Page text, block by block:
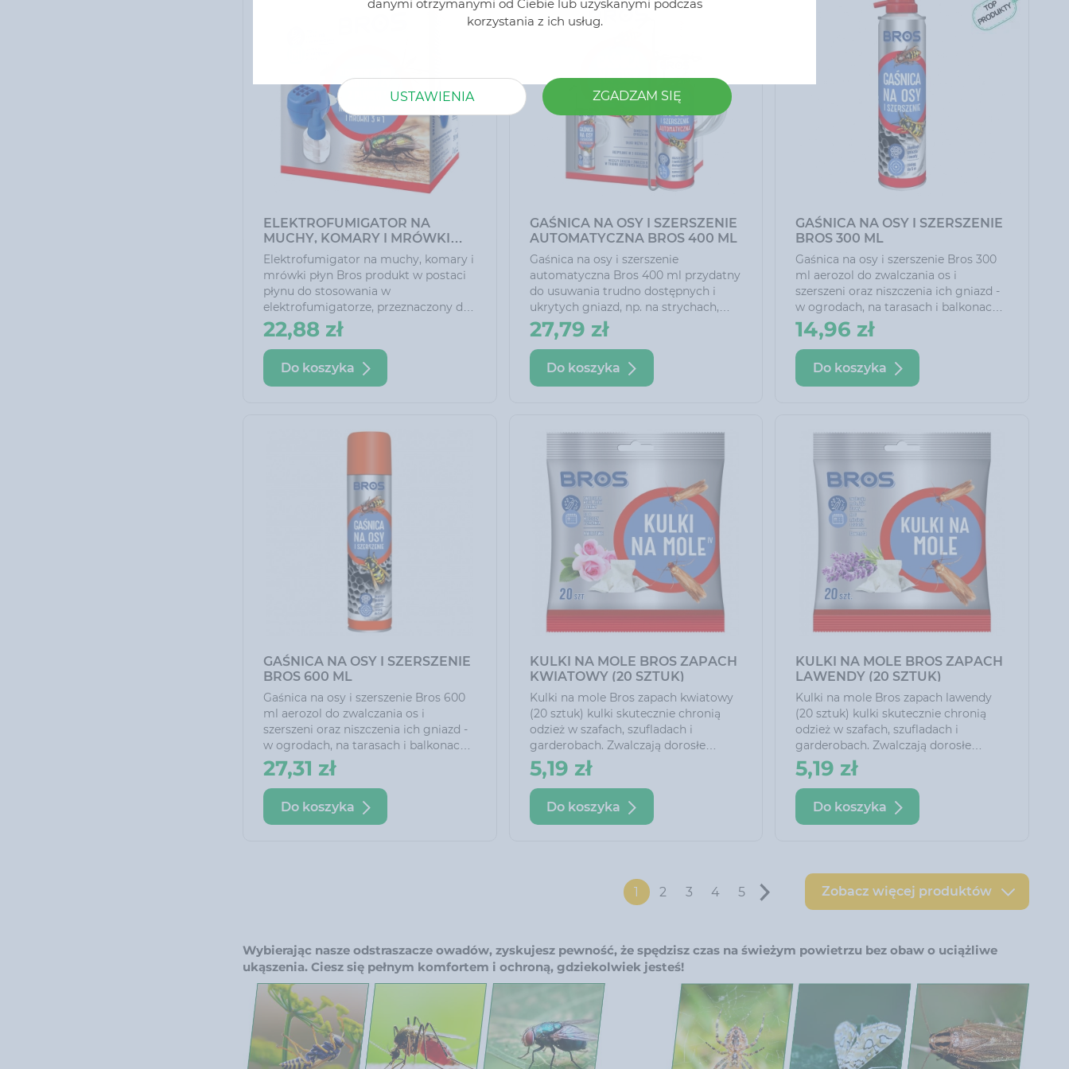
Główne cechy:
ELEKTROFUMIGATOR NA
MUCHY, KOMARY I MRÓWKI
PŁYN BROS
Elektrofumigator na muchy, komary i
mrówki płyn Bros produkt w postaci
płynu do stosowania w
elektrofumigatorze, przeznaczony do
zwalczania much, komarów, muszek
owocówek, meszek, dorosłych
(uskrzydlonych) postaci moli oraz
mrówek.
22,88 zł
Do koszyka
GAŚNICA NA OSY I SZERSZENIE
AUTOMATYCZNA BROS 400 ML
Gaśnica na osy i szerszenie
automatyczna Bros 400 ml przydatny
do usuwania trudno dostępnych i
ukrytych gniazd, np. na strychach,
poddaszach, pod dachówkami,
wewnątrz ścian, w kominach, także w
podwieszanych sufitach, skrzynkach
rolet itp. Dotarcie do nich ułatwia
długi, trójstrumieniowy wężyk, dzięki
dokładnie wypełnia zabezpieczaną
27,79 zł
Do koszyka
GAŚNICA NA OSY I SZERSZENIE
BROS 300 ML
Gaśnica na osy i szerszenie Bros 300
ml aerozol do zwalczania os i
szerszeni oraz niszczenia ich gniazd -
w ogrodach, na tarasach i balkonach.
Unikalna konstrukcja zaworu
umożliwia oprysk z odległości 5 m
zapewniając bezpieczeństwo i
wygodę.
14,96 zł
Do koszyka
GAŚNICA NA OSY I SZERSZENIE
BROS 600 ML
Gaśnica na osy i szerszenie Bros 600
ml aerozol do zwalczania os i
szerszeni oraz niszczenia ich gniazd -
w ogrodach, na tarasach i balkonach.
Unikalna konstrukcja zaworu
umożliwia oprysk z odległości 5 m
zapewniając bezpieczeństwo i
wygodę.
27,31 zł
Do koszyka
KULKI NA MOLE BROS ZAPACH
KWIATOWY (20 SZTUK)
Kulki na mole Bros zapach kwiatowy
(20 sztuk) kulki skutecznie chronią
odzież w szafach, szufladach i
garderobach. Zwalczają dorosłe
osobniki moli odzieżowych oraz ich
jaja i larwy. Każda kulka umieszczona
jest w osobnej, perforowanej saszetce,
dzięki czemu stosowanie produktu
jest łatwiejsze i wygodniejsze.
5,19 zł
Do koszyka
KULKI NA MOLE BROS ZAPACH
LAWENDY (20 SZTUK)
Kulki na mole Bros zapach lawendy
(20 sztuk) kulki skutecznie chronią
odzież w szafach, szufladach i
garderobach. Zwalczają dorosłe
osobniki moli odzieżowych oraz ich
jaja i larwy. Każda kulka umieszczona
jest w osobnej, perforowanej saszetce,
dzięki czemu stosowanie produktu
jest łatwiejsze i wygodniejsze.
5,19 zł
Do koszyka
1 2 3 4 5 Zobacz więcej produktów
Wybierając nasze odstraszacze owadów, zyskujesz pewność, że spędzisz czas na świeżym powietrzu bez obaw o uciążliwe
ukąszenia. Ciesz się pełnym komfortem i ochroną, gdziekolwiek jesteś!
danymi otrzymanymi od Ciebie lub uzyskanymi podczas
korzystania z ich usług.
USTAWIENIA ZGADZAM SIĘ